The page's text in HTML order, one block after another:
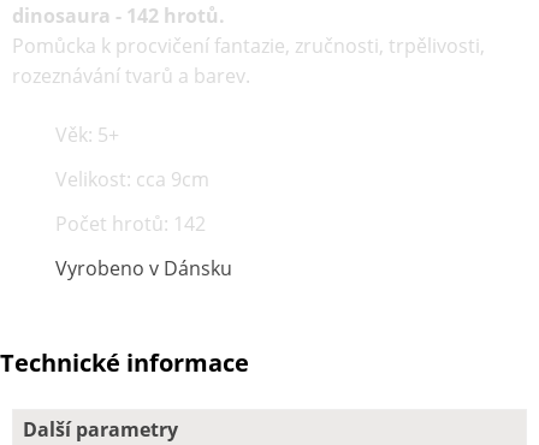
dinosaura - 142 hrotů.
Pomůcka k procvičení fantazie, zručnosti, trpělivosti,
rozeznávání tvarů a barev.
Věk: 5+
Velikost: cca 9cm
Počet hrotů: 142
Vyrobeno v Dánsku
Technické informace
Další parametry